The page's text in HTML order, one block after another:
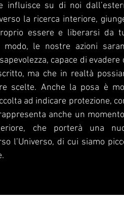
influisce su di noi
la ricerca interiore,
essere e liberarsi da
le nostre azioni
capace di evadere
ma che in realtà
scelte. Anche la posa è
ad indicare protezione,
anche un
che porterà una
l’Universo, di cui siamo